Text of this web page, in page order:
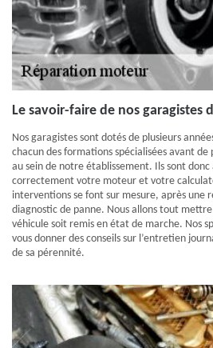
Le savoir-faire de nos garagistes
Nos garagistes sont dotés de plusieurs
chacun des formations spécialisées avant
au sein de notre établissement. Ils sont
correctement votre moteur et votre
interventions se font sur mesure, après une
diagnostic de panne. Nous allons tout
véhicule soit remis en état de marche. Nos
vous donner des conseils sur l’entretien
de sa pérennité.